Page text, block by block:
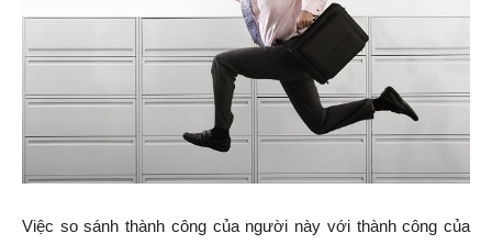
Việc so sánh thành công của người này với thành công của